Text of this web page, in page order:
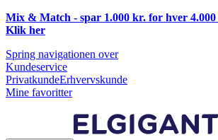
Mix & Match - spar 1.000 kr. for hver
Klik her
Spring navigationen over
Kundeservice
PrivatkundeErhvervskunde
Mine favoritter